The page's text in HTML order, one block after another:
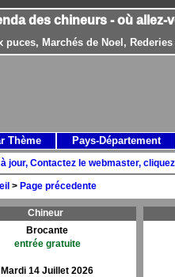
des chineurs - où allez-
Marchés de Noel,
jour, Contactez le webmaster,
> Page précedente
Chineur
Brocante
entrée gratuite
Mardi 14 Juillet 2026
Thème Pays-Département